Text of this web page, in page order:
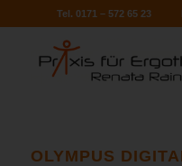
Tel. 0171 – 572 65 23 E-
OLYMPUS